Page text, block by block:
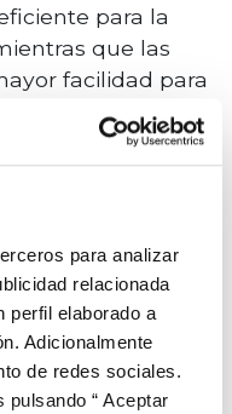
para analizar
relacionada
perfil elaborado a
Adicionalmente
de redes sociales.
“ Aceptar
para la
que las
facilidad para
Por tanto,
obtener sinergias
aquellos
y